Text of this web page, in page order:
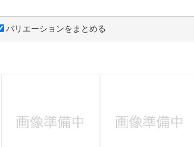
English / 中文
バリエーションをまとめる